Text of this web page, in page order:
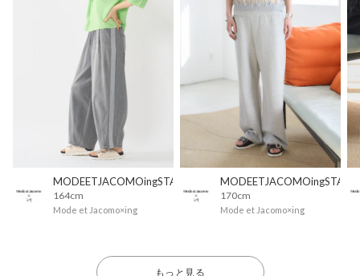
MODEETJACOMOingSTAFF
164cm
Mode et Jacomo×ing
MODEETJACOMOingSTAFF
170cm
Mode et Jacomo×ing
もっと見る